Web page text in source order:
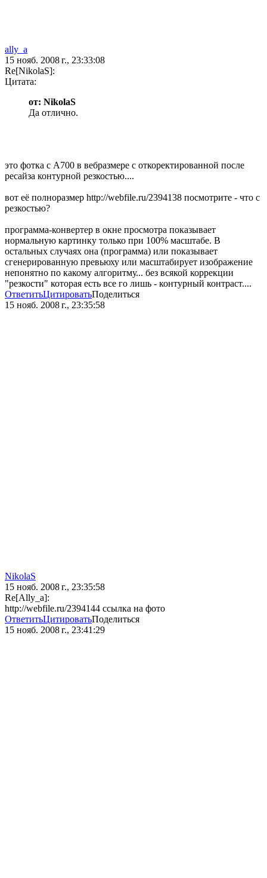
ally_a
15 нояб. 2008 г., 23:33:08
Re[NikolaS]:
Цитата:
от: NikolaS
Да отлично.
это фотка с А700 в вебразмере с откоректированной после
ресайза контурной резкостью....
вот её полноразмер http://webfile.ru/2394138 посмотрите - что с
резкостью?
программа-конвертер в окне просмотра показывает
нормальную картинку только при 100% масштабе. В
остальных случаях она (программа) или показывает
сгенерированную превьюху или масштабирует изображение
непонятно по какому алгоритму... без всякой коррекции
"резкости" которая есть все го лишь - контурный контраст....
ОтветитьЦитироватьПоделиться
15 нояб. 2008 г., 23:35:58
NikolaS
15 нояб. 2008 г., 23:35:58
Re[Ally_a]:
http://webfile.ru/2394144 ссылка на фото
ОтветитьЦитироватьПоделиться
15 нояб. 2008 г., 23:41:29